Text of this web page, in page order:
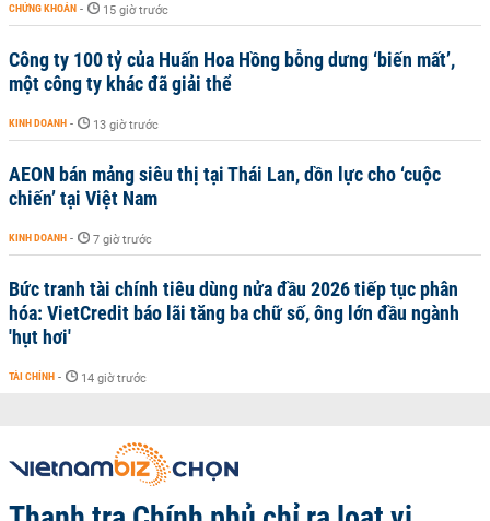
CHỨNG KHOÁN - 15 giờ trước
Công ty 100 tỷ của Huấn Hoa Hồng bỗng dưng ‘biến mất’,
một công ty khác đã giải thể
KINH DOANH - 13 giờ trước
AEON bán mảng siêu thị tại Thái Lan, dồn lực cho ‘cuộc
chiến’ tại Việt Nam
KINH DOANH - 7 giờ trước
Bức tranh tài chính tiêu dùng nửa đầu 2026 tiếp tục phân
hóa: VietCredit báo lãi tăng ba chữ số, ông lớn đầu ngành
'hụt hơi'
TÀI CHÍNH - 14 giờ trước